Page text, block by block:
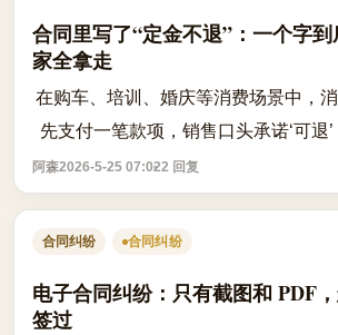
合同里写了“定金不退”：一个字
家全拿走
在购车、培训、婚庆等消费场景中，
先支付一笔款项，销售口头承诺‘可退
却明确标注为‘定金’。一旦反悔，商家
由拒绝退款，引发争议。根
阿森2026-5-25 07:022 回复
合同纠纷 合同纠纷
电子合同纠纷：只有截图和 PDF
签过